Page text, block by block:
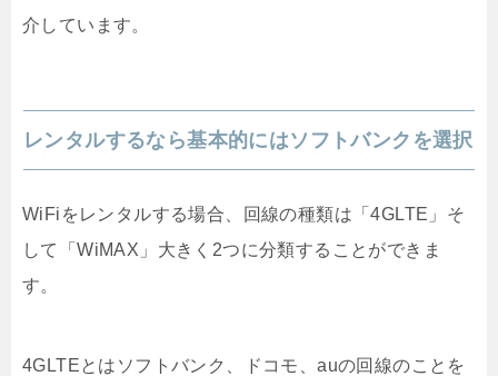
介しています。
レンタルするなら基本的にはソフトバンクを選択
WiFiをレンタルする場合、回線の種類は「4GLTE」そ
して「WiMAX」大きく2つに分類することができま
す。
4GLTEとはソフトバンク、ドコモ、auの回線のことを